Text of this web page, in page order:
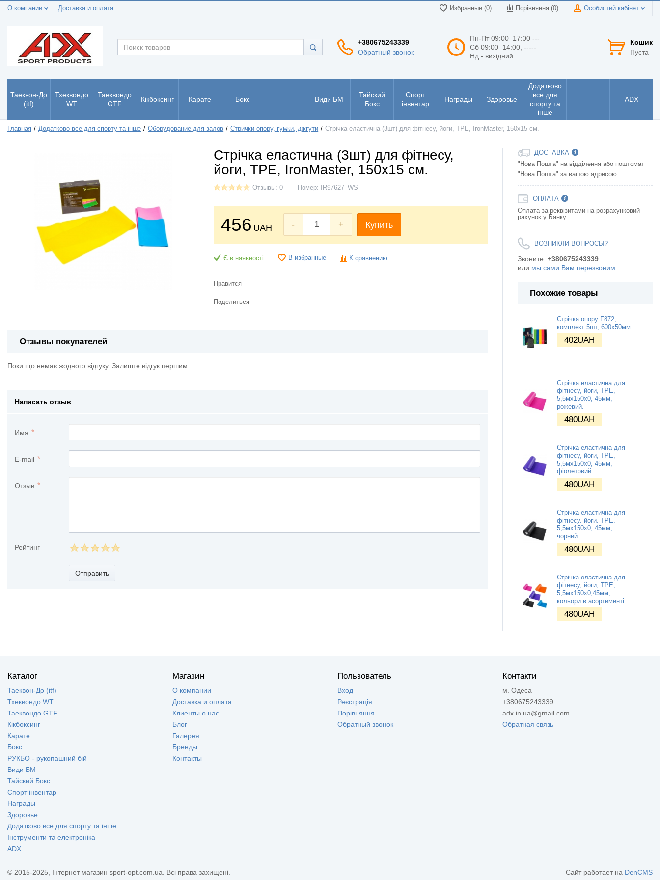
О компании Доставка и оплата Избранные (0) Порівняння (0) Особистий кабінет
+380675243339
Обратный звонок
Пн-Пт 09:00–17:00 ---
Сб 09:00–14:00, -----
Нд - вихідний.
Кошик
Пуста
Таеквон-До
(itf)
Тхеквондо
WT
Таеквондо
GTF
Кікбоксинг Карате Бокс
РУКБО -
Види БМ
Тайский
Бокс
Спорт
інвентар
Награды Здоровье
Додатково
все для
спорту та
інше
ADX
Главная Додатково все для спорту та інше Оборудование для залов Стрички опору, гумки, джгути Стрічка еластична (3шт) для фітнесу, йоги, TPE, IronMaster, 150х15 см.
Стрічка еластична (3шт) для фітнесу,
йоги, TPE, IronMaster, 150х15 см.
Отзывы: 0 Номер: IR97627_WS
456 UAH - + Купить
Є в наявності В избранные К сравнению
Нравится
Поделиться
Отзывы покупателей
Поки що немає жодного відгуку. Залиште відгук першим
Написать отзыв
Имя
E-mail
Отзыв
Рейтинг
Отправить
ДОСТАВКА
"Нова Пошта" на відділення або поштомат
"Нова Пошта" за вашою адресою
ОПЛАТА
Оплата за реквізитами на розрахунковий
рахунок у Банку
ВОЗНИКЛИ ВОПРОСЫ?
Звоните: +380675243339
или мы сами Вам перезвоним
Похожие товары
Стрічка опору F872,
комплект 5шт, 600х50мм.
402UAH
Стрічка еластична для
фітнесу, йоги, TPE,
5,5мх150х0, 45мм,
рожевий.
480UAH
Стрічка еластична для
фітнесу, йоги, TPE,
5,5мх150х0, 45мм,
фіолетовий.
480UAH
Стрічка еластична для
фітнесу, йоги, TPE,
5,5мх150х0, 45мм,
чорний.
480UAH
Стрічка еластична для
фітнесу, йоги, TPE,
5,5мх150х0,45мм,
кольори в асортименті.
480UAH
Каталог
Таеквон-До (itf)
Тхеквондо WT
Таеквондо GTF
Кікбоксинг
Карате
Бокс
РУКБО - рукопашний бій
Види БМ
Тайский Бокс
Спорт інвентар
Награды
Здоровье
Додатково все для спорту та інше
Інструменти та електроніка
ADX
Магазин
О компании
Доставка и оплата
Клиенты о нас
Блог
Галерея
Бренды
Контакты
Пользователь
Вход
Реєстрація
Порівняння
Обратный звонок
Контакти
м. Одеса
+380675243339
adx.in.ua@gmail.com
Обратная связь
© 2015-2025, Інтернет магазин sport-opt.com.ua. Всі права захищені. Сайт работает на DenCMS